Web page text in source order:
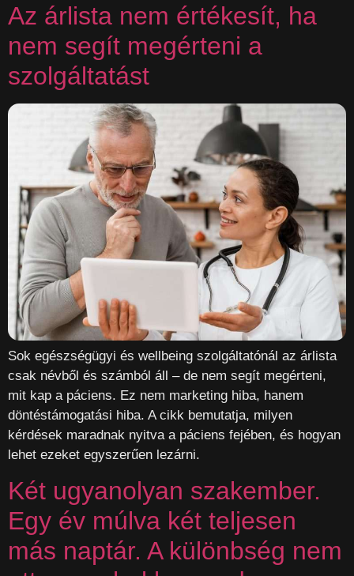
Az árlista nem értékesít, ha
nem segít megérteni a
szolgáltatást
Sok egészségügyi és wellbeing szolgáltatónál az árlista
csak névből és számból áll – de nem segít megérteni,
mit kap a páciens. Ez nem marketing hiba, hanem
döntéstámogatási hiba. A cikk bemutatja, milyen
kérdések maradnak nyitva a páciens fejében, és hogyan
lehet ezeket egyszerűen lezárni.
Két ugyanolyan szakember.
Egy év múlva két teljesen
más naptár. A különbség nem